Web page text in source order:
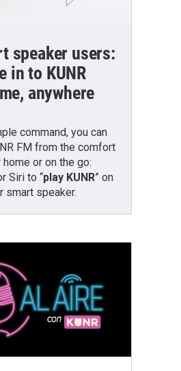
speaker users:
in to KUNR
anywhere
command, you can
FM from the comfort
or on the go:
Siri to “play KUNR” on
smart speaker.